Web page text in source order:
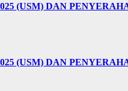
(USM) DAN
(USM) DAN